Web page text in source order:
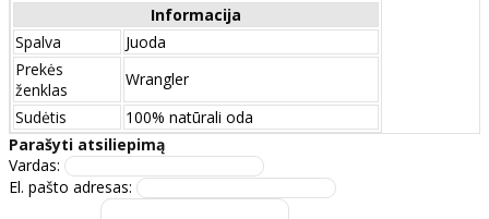
Informacija
Spalva
Juoda
Prekės
ženklas
Wrangler
Sudėtis
100% natūrali oda
Parašyti atsiliepimą
Vardas:
El. pašto adresas: